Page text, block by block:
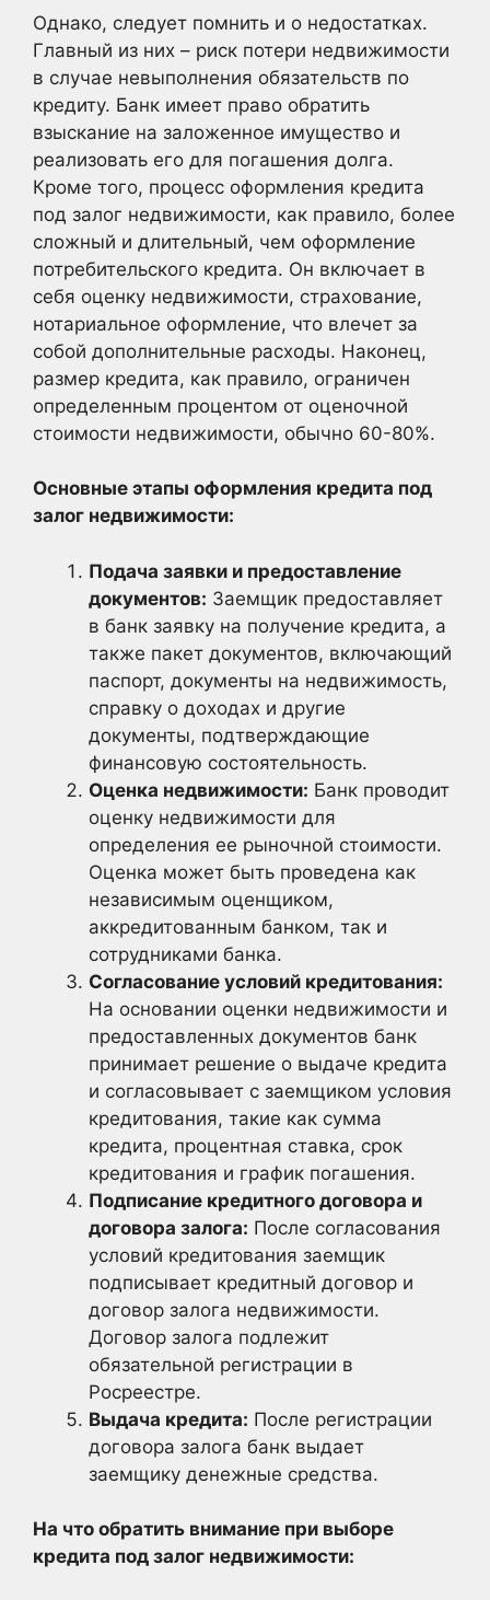
Однако, следует помнить и о недостатках.
Главный из них – риск потери недвижимости
в случае невыполнения обязательств по
кредиту. Банк имеет право обратить
взыскание на заложенное имущество и
реализовать его для погашения долга.
Кроме того, процесс оформления кредита
под залог недвижимости, как правило, более
сложный и длительный, чем оформление
потребительского кредита. Он включает в
себя оценку недвижимости, страхование,
нотариальное оформление, что влечет за
собой дополнительные расходы. Наконец,
размер кредита, как правило, ограничен
определенным процентом от оценочной
стоимости недвижимости, обычно 60-80%.
Основные этапы оформления кредита под
залог недвижимости:
Подача заявки и предоставление
документов: Заемщик предоставляет
в банк заявку на получение кредита, а
также пакет документов, включающий
паспорт, документы на недвижимость,
справку о доходах и другие
документы, подтверждающие
финансовую состоятельность.
Оценка недвижимости: Банк проводит
оценку недвижимости для
определения ее рыночной стоимости.
Оценка может быть проведена как
независимым оценщиком,
аккредитованным банком, так и
сотрудниками банка.
Согласование условий кредитования:
На основании оценки недвижимости и
предоставленных документов банк
принимает решение о выдаче кредита
и согласовывает с заемщиком условия
кредитования, такие как сумма
кредита, процентная ставка, срок
кредитования и график погашения.
Подписание кредитного договора и
договора залога: После согласования
условий кредитования заемщик
подписывает кредитный договор и
договор залога недвижимости.
Договор залога подлежит
обязательной регистрации в
Росреестре.
Выдача кредита: После регистрации
договора залога банк выдает
заемщику денежные средства.
На что обратить внимание при выборе
кредита под залог недвижимости: